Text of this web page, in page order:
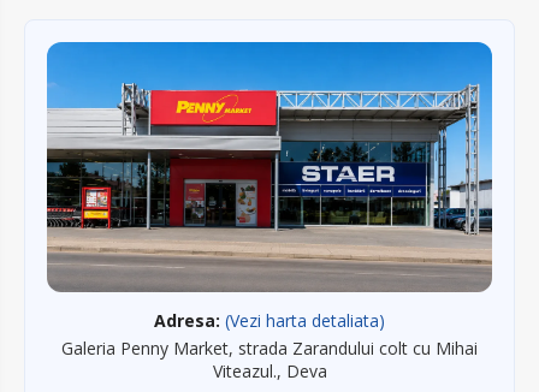
Adresa: (Vezi harta detaliata)
Galeria Penny Market, strada Zarandului colt cu Mihai
Viteazul., Deva